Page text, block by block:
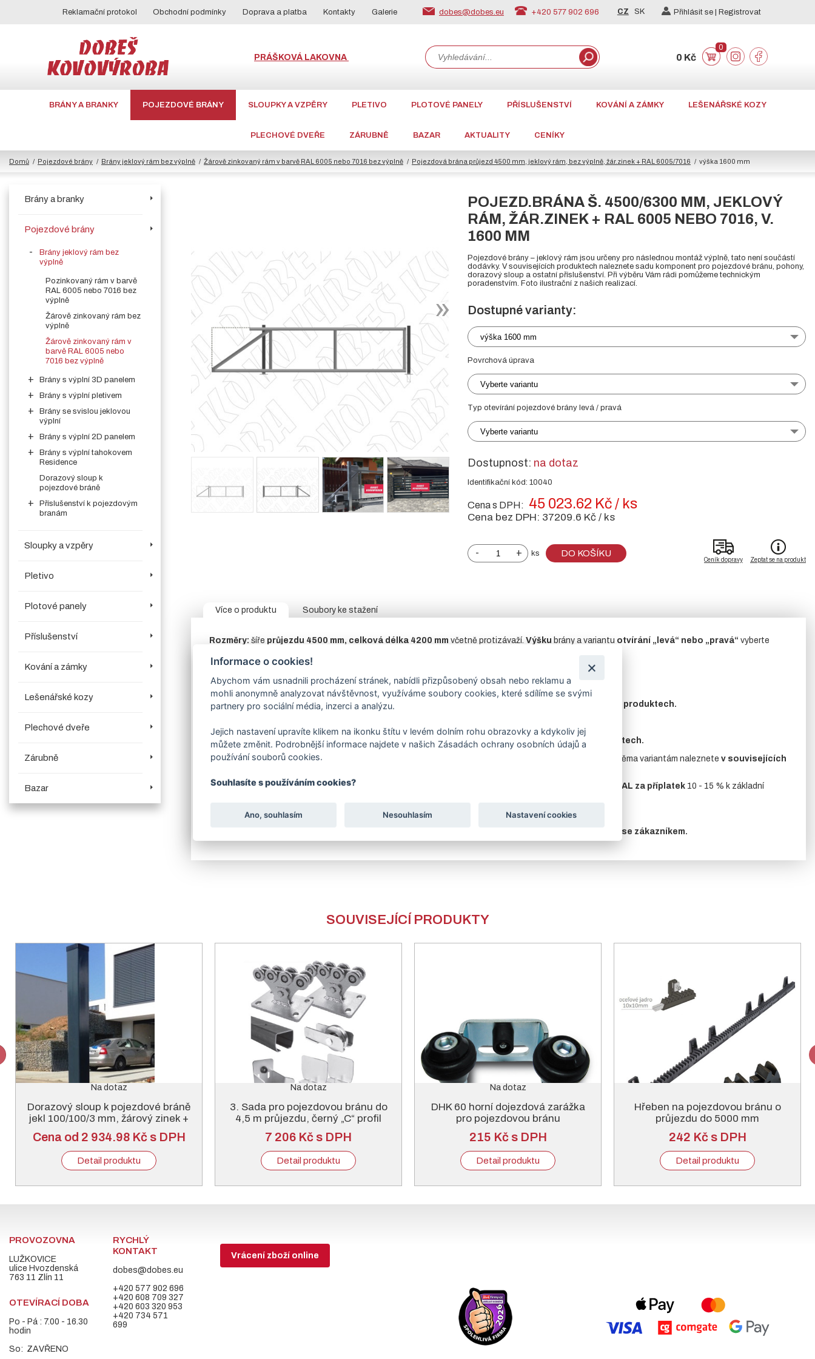
Reklamační protokol Obchodní podmínky Doprava a platba Kontakty Galerie dobes@dobes.eu +420 577 902 696 CZ SK Přihlásit se | Registrovat
PRÁŠKOVÁ LAKOVNA 0 Kč
0
BRÁNY A BRANKY POJEZDOVÉ BRÁNY SLOUPKY A VZPĚRY PLETIVO PLOTOVÉ PANELY PŘÍSLUŠENSTVÍ KOVÁNÍ A ZÁMKY LEŠENÁŘSKÉ KOZY
PLECHOVÉ DVEŘE ZÁRUBNĚ BAZAR AKTUALITY CENÍKY
Domů Pojezdové brány Brány jeklový rám bez výplně Žárově zinkovaný rám v barvě RAL 6005 nebo 7016 bez výplně Pojezdová brána průjezd 4500 mm, jeklový rám, bez výplně, žár.zinek + RAL 6005/7016 výška 1600 mm
Brány a branky
Pojezdové brány
Brány jeklový rám bez
výplně
Pozinkovaný rám v barvě
RAL 6005 nebo 7016 bez
výplně
Žárově zinkovaný rám bez
výplně
Žárově zinkovaný rám v
barvě RAL 6005 nebo
7016 bez výplně
Brány s výplní 3D panelem
Brány s výplní pletivem
Brány se svislou jeklovou
výplní
Brány s výplní 2D panelem
Brány s výplní tahokovem
Residence
Dorazový sloup k
pojezdové bráně
Příslušenství k pojezdovým
branám
Sloupky a vzpěry
Pletivo
Plotové panely
Příslušenství
Kování a zámky
Lešenářské kozy
Plechové dveře
Zárubně
Bazar
POJEZD.BRÁNA Š. 4500/6300 MM, JEKLOVÝ
RÁM, ŽÁR.ZINEK + RAL 6005 NEBO 7016, V.
1600 MM
Pojezdové brány – jeklový rám jsou určeny pro následnou montáž výplně, tato není součástí
dodávky. V souvisejících produktech naleznete sadu komponent pro pojezdové bránu, pohony,
dorazový sloup a ostatní příslušenství. Při výběru Vám rádi pomůžeme technickým
poradenstvím. Foto ilustrační z našich realizací.
Dostupné varianty:
výška 1600 mm
Povrchová úprava
Vyberte variantu
Typ otevírání pojezdové brány levá / pravá
Vyberte variantu
Dostupnost: na dotaz
Identifikační kód: 10040
Cena s DPH: 45 023.62 Kč / ks
Cena bez DPH: 37209.6 Kč / ks
- + ks DO KOŠÍKU
Ceník dopravy Zeptat se na produkt
Více o produktu Soubory ke stažení
Rozměry: šíře průjezdu 4500 mm, celková délka 4200 mm včetně protizávaží. Výšku brány a variantu otvírání „levá“ nebo „pravá“ vyberte
Rám: jekl 60/60/3mm – pozinkovaný profil DX51D.
V horní části brány je z vnitřní strany přivařen L profil pro vedení brány.
Sloup: vodícísloupjekl 100/100 mm s navařenou plotnou,
v souvisejících produktech.
Sada komponent pro pojezdovou bránunení součástí ceny brány, naleznetev souvisejících produktech.
Zavírací mechanismus:není součástí, bránu lze ovládat pomocí pohonu nebo ručně. k oběma variantám naleznete v souvisejících
Povrchová úprava: žárový zinek +
iná RAL za příplatek 10 - 15 % k základní
Stavební připravenost
naleznete v souborech ke stažení.
Technické detaily pro výrobu brány jsou vždy předem konzultovány se zákazníkem.
SOUVISEJÍCÍ PRODUKTY
Na dotaz
Dorazový sloup k pojezdové bráně
jekl 100/100/3 mm, žárový zinek +
RAL 6005 nebo 7016
Cena od 2 934.98 Kč s DPH
Detail produktu
Na dotaz
3. Sada pro pojezdovou bránu do
4,5 m průjezdu, černý „C“ profil
7 206 Kč s DPH
Detail produktu
Na dotaz
DHK 60 horní dojezdová zarážka
pro pojezdovou bránu
215 Kč s DPH
Detail produktu
Hřeben na pojezdovou bránu o
průjezdu do 5000 mm
242 Kč s DPH
Detail produktu
PROVOZOVNA
LUŽKOVICE
ulice Hvozdenská
763 11 Zlín 11
OTEVÍRACÍ DOBA
Po - Pá : 7.00 - 16.30
hodin
So: ZAVŘENO
RYCHLÝ
KONTAKT
dobes@dobes.eu
+420 577 902 696
+420 608 709 327
+420 603 320 953
+420 734 571
699
Vrácení zboží online
Informace o cookies!
Abychom vám usnadnili procházení stránek, nabídli přizpůsobený obsah nebo reklamu a
mohli anonymně analyzovat návštěvnost, využíváme soubory cookies, které sdílíme se svými
partnery pro sociální média, inzerci a analýzu.
Jejich nastavení upravíte klikem na ikonku štítu v levém dolním rohu obrazovky a kdykoliv jej
můžete změnit. Podrobnější informace najdete v našich Zásadách ochrany osobních údajů a
používání souborů cookies.
Souhlasíte s používáním cookies?
Ano, souhlasím Nesouhlasím Nastavení cookies